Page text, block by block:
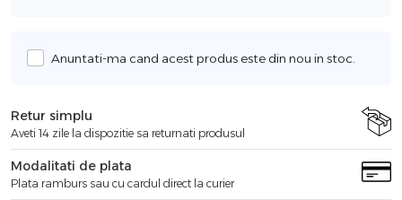
Anuntati-ma cand acest produs este din nou in stoc.
Retur simplu
Aveti 14 zile la dispozitie sa returnati produsul
Modalitati de plata
Plata ramburs sau cu cardul direct la curier